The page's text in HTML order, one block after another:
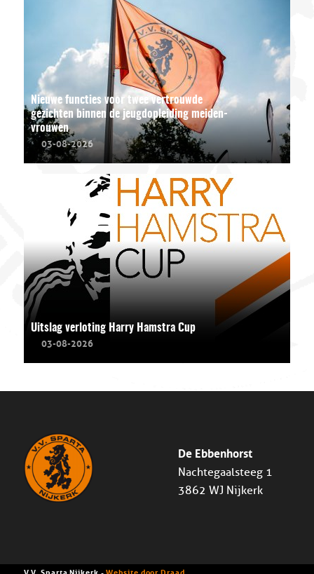
Nieuwe functies voor twee vertrouwde
gezichten binnen de jeugdopleiding meiden-
vrouwen
03-08-2026
Uitslag verloting Harry Hamstra Cup
03-08-2026
De Ebbenhorst
Nachtegaalsteeg 1
3862 WJ Nijkerk